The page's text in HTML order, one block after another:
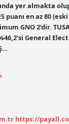
yer almakta
en az 80
GNO 2’dir.
General
https://